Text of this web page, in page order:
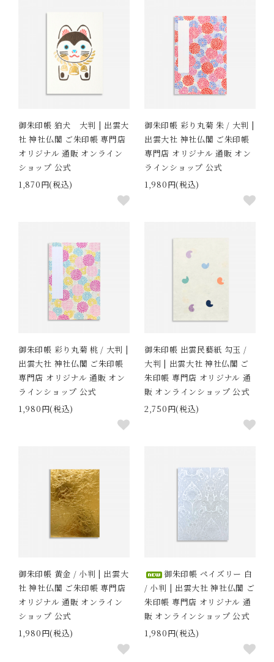
御朱印帳 狛犬 大判 | 出雲大
社 神社仏閣 ご朱印帳 専門店
オリジナル 通販 オンライン
ショップ 公式
1,870円(税込)
御朱印帳 彩り丸菊 朱 / 大判 |
出雲大社 神社仏閣 ご朱印帳
専門店 オリジナル 通販 オン
ラインショップ 公式
1,980円(税込)
御朱印帳 彩り丸菊 桃 / 大判 |
出雲大社 神社仏閣 ご朱印帳
専門店 オリジナル 通販 オン
ラインショップ 公式
1,980円(税込)
御朱印帳 出雲民藝紙 勾玉 /
大判 | 出雲大社 神社仏閣 ご
朱印帳 専門店 オリジナル 通
販 オンラインショップ 公式
2,750円(税込)
御朱印帳 黄金 / 小判 | 出雲大
社 神社仏閣 ご朱印帳 専門店
オリジナル 通販 オンライン
ショップ 公式
1,980円(税込)
御朱印帳 ペイズリー 白
/ 小判 | 出雲大社 神社仏閣 ご
朱印帳 専門店 オリジナル 通
販 オンラインショップ 公式
1,980円(税込)